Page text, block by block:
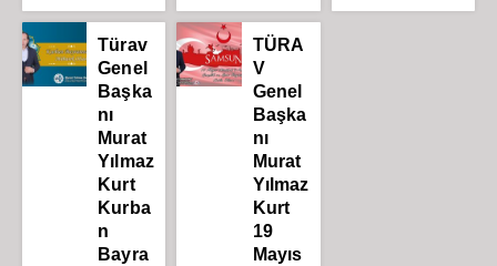
Türav
Genel
Başka
nı
Murat
Yılmaz
Kurt
Kurba
n
Bayra
TÜRA
V
Genel
Başka
nı
Murat
Yılmaz
Kurt
19
Mayıs